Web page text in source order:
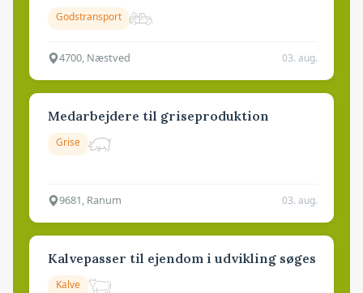
Godstransport
4700, Næstved 03. aug.
Medarbejdere til griseproduktion
Grise
9681, Ranum 03. aug.
Kalvepasser til ejendom i udvikling søges
Kalve